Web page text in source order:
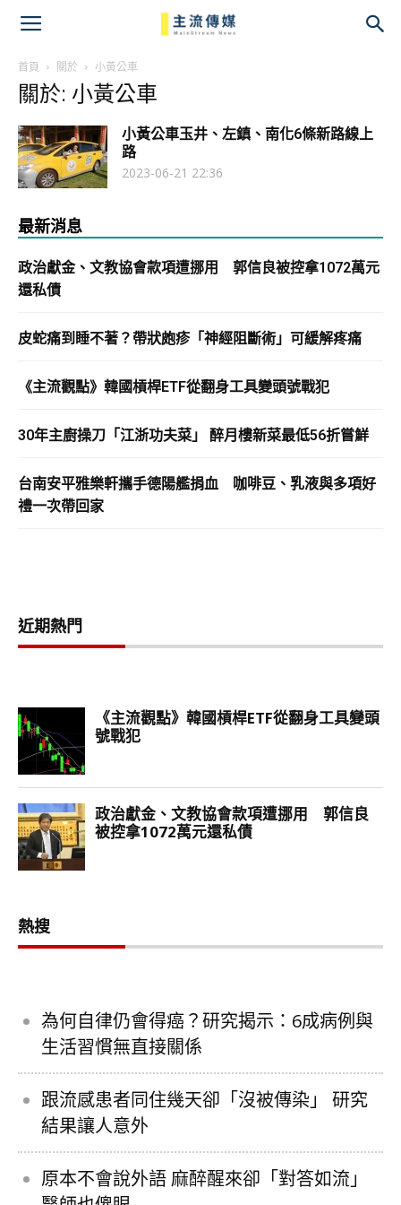
首頁 關於 小黃公車
關於: 小黃公車
小黃公車玉井、左鎮、南化6條新路線上
路
2023-06-21 22:36
最新消息
政治獻金、文教協會款項遭挪用 郭信良被控拿1072萬元
還私債
皮蛇痛到睡不著？帶狀皰疹「神經阻斷術」可緩解疼痛
《主流觀點》韓國槓桿ETF從翻身工具變頭號戰犯
30年主廚操刀「江浙功夫菜」 醉月樓新菜最低56折嘗鮮
台南安平雅樂軒攜手德陽艦捐血 咖啡豆、乳液與多項好
禮一次帶回家
近期熱門
熱搜
為何自律仍會得癌？研究揭示：6成病例與
生活習慣無直接關係
跟流感患者同住幾天卻「沒被傳染」 研究
結果讓人意外
原本不會說外語 麻醉醒來卻「對答如流」